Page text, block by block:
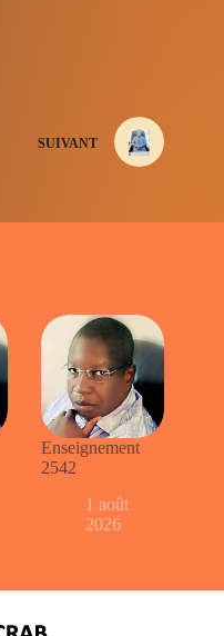
SUIVANT
Enseignement
2542
1 août
2026